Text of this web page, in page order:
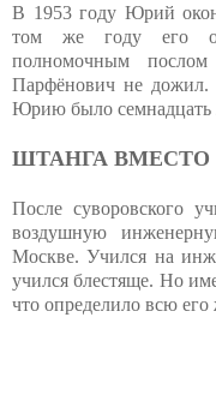
В 1953 году Юрий
том же году его
полномочным
Парфёнович не дожил.
Юрию было семнадцать
ШТАНГА ВМЕСТО
После суворовского
воздушную
Москве. Учился на
учился блестяще. Но
что определило всю его